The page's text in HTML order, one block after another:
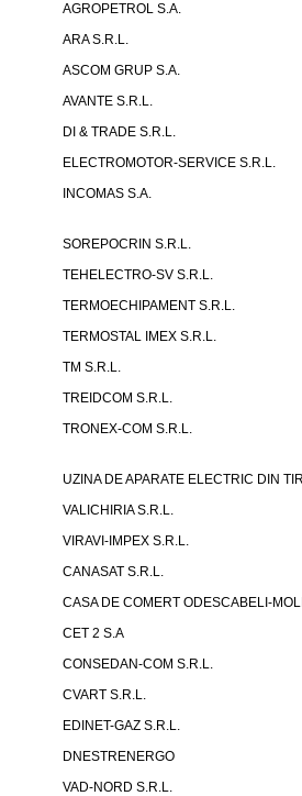
AGROPETROL S.A.
ARA S.R.L.
ASCOM GRUP S.A.
AVANTE S.R.L.
DI & TRADE S.R.L.
ELECTROMOTOR-SERVICE S.R.L.
INCOMAS S.A.
SOREPOCRIN S.R.L.
TEHELECTRO-SV S.R.L.
TERMOECHIPAMENT S.R.L.
TERMOSTAL IMEX S.R.L.
TM S.R.L.
TREIDCOM S.R.L.
TRONEX-COM S.R.L.
UZINA DE APARATE ELECTRIC DIN
VALICHIRIA S.R.L.
VIRAVI-IMPEX S.R.L.
CANASAT S.R.L.
CASA DE COMERT ODESCABELI-
CET 2 S.A
CONSEDAN-COM S.R.L.
CVART S.R.L.
EDINET-GAZ S.R.L.
DNESTRENERGO
VAD-NORD S.R.L.